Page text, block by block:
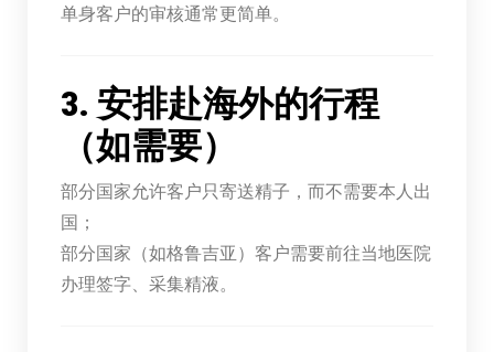
单身客户的审核通常更简单。
3. 安排赴海外的行程
（如需要）
部分国家允许客户只寄送精子，而不需要本人出
国；
部分国家（如格鲁吉亚）客户需要前往当地医院
办理签字、采集精液。